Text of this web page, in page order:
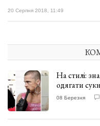
20 Серпня 2018, 11:49
На стилі:
одягати
08 Березня